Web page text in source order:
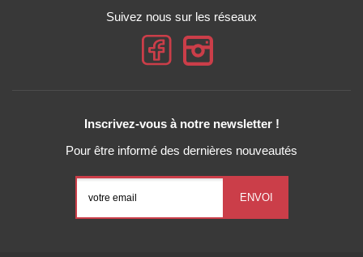
Suivez nous sur les réseaux
Inscrivez-vous à notre newsletter !
Pour être informé des dernières nouveautés